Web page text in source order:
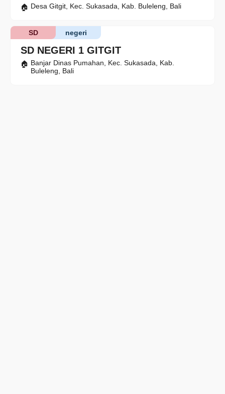
Desa Gitgit, Kec. Sukasada, Kab. Buleleng, Bali
SD NEGERI 1 GITGIT
negeri
SD
Banjar Dinas Pumahan, Kec. Sukasada, Kab.
Buleleng, Bali